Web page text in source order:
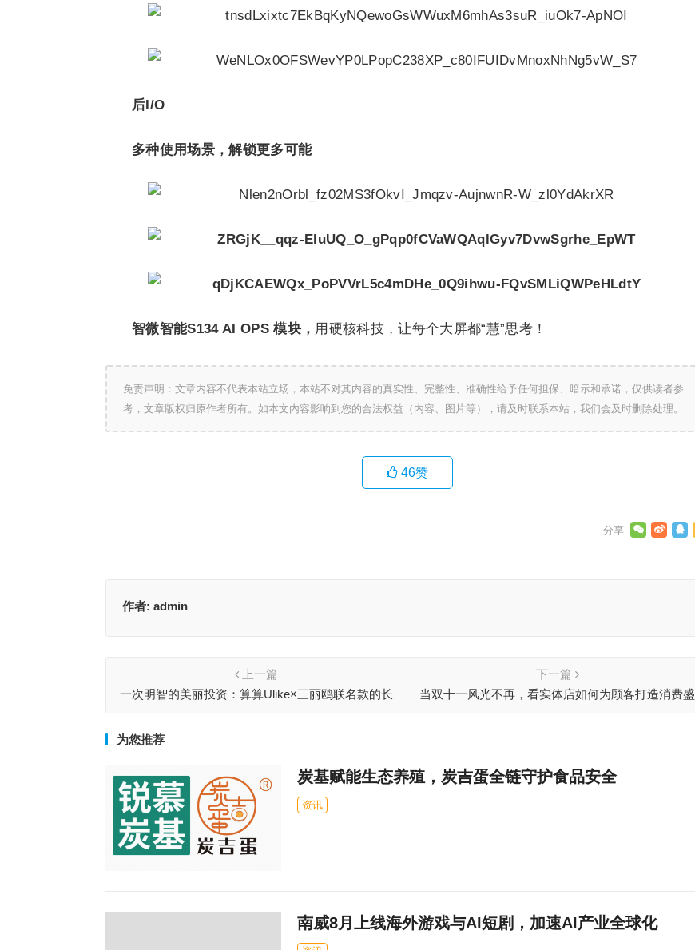
后I/O
多种使用场景，解锁更多可能
智微智能S134 AI OPS 模块， 用硬核科技，让每个大屏都“慧”思考！
免责声明：文章内容不代表本站立场，本站不对其内容的真实性、完整性、准确性给予任何担保、暗示和承诺，仅供读者参
考，文章版权归原作者所有。如本文内容影响到您的合法权益（内容、图片等），请及时联系本站，我们会及时删除处理。
46赞
作者: admin
上一篇
一次明智的美丽投资：算算Ulike×三丽鸥联名款的长
下一篇
当双十一风光不再，看实体店如何为顾客打造消费盛
为您推荐
炭基赋能生态养殖，炭吉蛋全链守护食品安全
资讯
南威8月上线海外游戏与AI短剧，加速AI产业全球化